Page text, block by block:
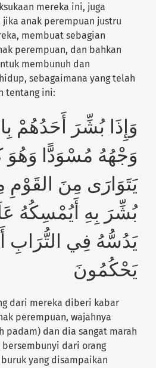
mereka ini, juga
anak perempuan justru
membuat sebagian
perempuan, dan bahkan
membunuh dan
sebagaimana yang telah
tentang ini:
وَإِذَا بُشِّرَ أَحَدُهُمْ
وَجْهُهُ مُسْوَدًّا
يَتَوَارَى مِنَ
بُشِّرَ بِهِ أَيُمْسِكُهُ
يَدُسُّهُ فِي التُّرَابِ
يَحْكُمُونَ
dari mereka diberi kabar
perempuan, wajahnya
padam) dan dia sangat marah
dari orang
yang disampaikan